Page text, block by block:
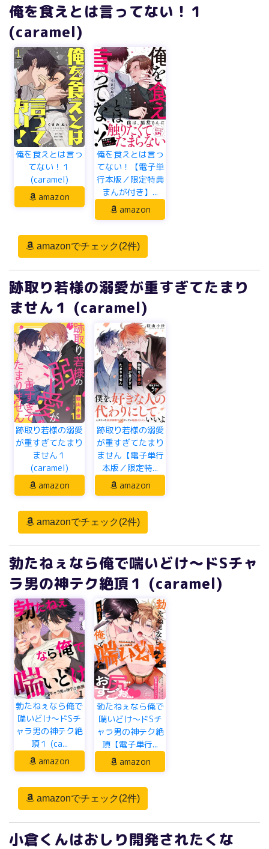
俺を食えとは言ってない！１
(caramel)
俺を食えとは言っ
てない！１
(caramel)
amazon
俺を食えとは言っ
てない！【電子単
行本版／限定特典
まんが付き】...
amazon
amazonでチェック(2件)
跡取り若様の溺愛が重すぎてたまり
ません１ (caramel)
跡取り若様の溺愛
が重すぎてたまり
ません１
(caramel)
amazon
跡取り若様の溺愛
が重すぎてたまり
ません【電子単行
本版／限定特...
amazon
amazonでチェック(2件)
勃たねぇなら俺で喘いどけ～ドSチャ
ラ男の神テク絶頂１ (caramel)
勃たねぇなら俺で
喘いどけ～ドSチ
ャラ男の神テク絶
頂１ (ca...
amazon
勃たねぇなら俺で
喘いどけ～ドSチ
ャラ男の神テク絶
頂【電子単行...
amazon
amazonでチェック(2件)
小倉くんはおしり開発されたくな